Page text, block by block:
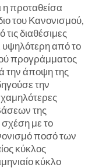
η προταθείσα
του Κανονισμού,
διαθέσιμες
υψηλότερη από το
προγράμματος
την άποψη της
την
της
με το
ποσό των
κύκλος
κύκλο